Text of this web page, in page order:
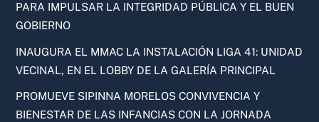
PARA IMPULSAR LA INTEGRIDAD PÚBLICA Y EL BUEN
GOBIERNO
INAUGURA EL MMAC LA INSTALACIÓN LIGA 41: UNIDAD
VECINAL, EN EL LOBBY DE LA GALERÍA PRINCIPAL
PROMUEVE SIPINNA MORELOS CONVIVENCIA Y
BIENESTAR DE LAS INFANCIAS CON LA JORNADA